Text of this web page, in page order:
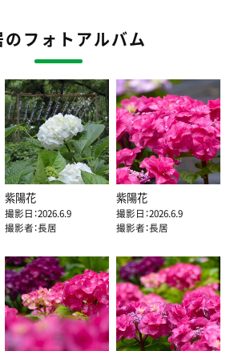
のフォトアルバム
紫陽花
撮影日：2026.6.9
撮影者：長居
紫陽花
撮影日：2026.6.9
撮影者：長居